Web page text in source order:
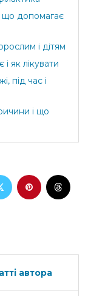
що допомагає
і дітям
як лікувати
під час і
і що
автора